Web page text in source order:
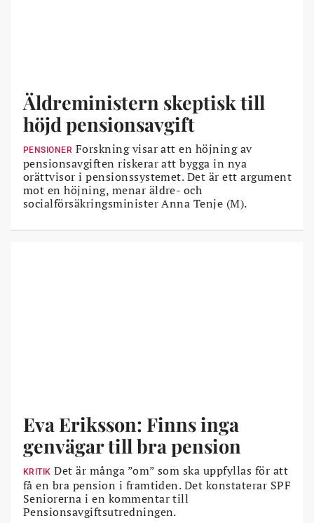
Äldreministern skeptisk till
höjd pensionsavgift
PENSIONER Forskning visar att en höjning av
pensionsavgiften riskerar att bygga in nya
orättvisor i pensionssystemet. Det är ett argument
mot en höjning, menar äldre- och
socialförsäkringsminister Anna Tenje (M).
Eva Eriksson: Finns inga
genvägar till bra pension
KRITIK Det är många ”om” som ska uppfyllas för att
få en bra pension i framtiden. Det konstaterar SPF
Seniorerna i en kommentar till
Pensionsavgiftsutredningen.